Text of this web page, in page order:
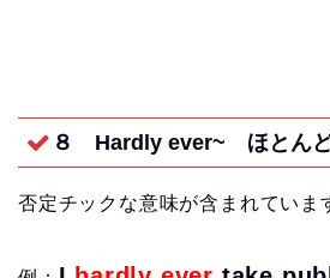
８ Hardly ever~ ほとん
否定チックな意味が含まれていま